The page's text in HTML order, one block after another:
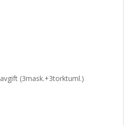
avgift (3mask.+3torktuml.)